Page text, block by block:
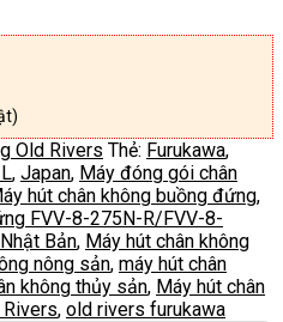
Old Rivers Thẻ: Furukawa,
, Japan, Máy đóng gói chân
hút chân không buồng đứng,
FVV-8-275N-R/FVV-8-
Bản, Máy hút chân không
nông sản, máy hút chân
không thủy sản, Máy hút chân
, old rivers furukawa